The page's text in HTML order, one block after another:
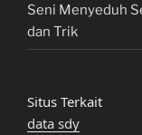
Seni Menyeduh
dan Trik
Situs Terkait
data sdy